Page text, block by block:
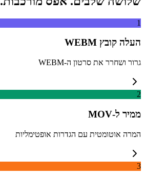
1
העלה קובץ WEBM
גרור ושחרר את סרטון ה-WEBM
2
ממיר ל-MOV
המרה אוטומטית עם הגדרות אופטימליות
3